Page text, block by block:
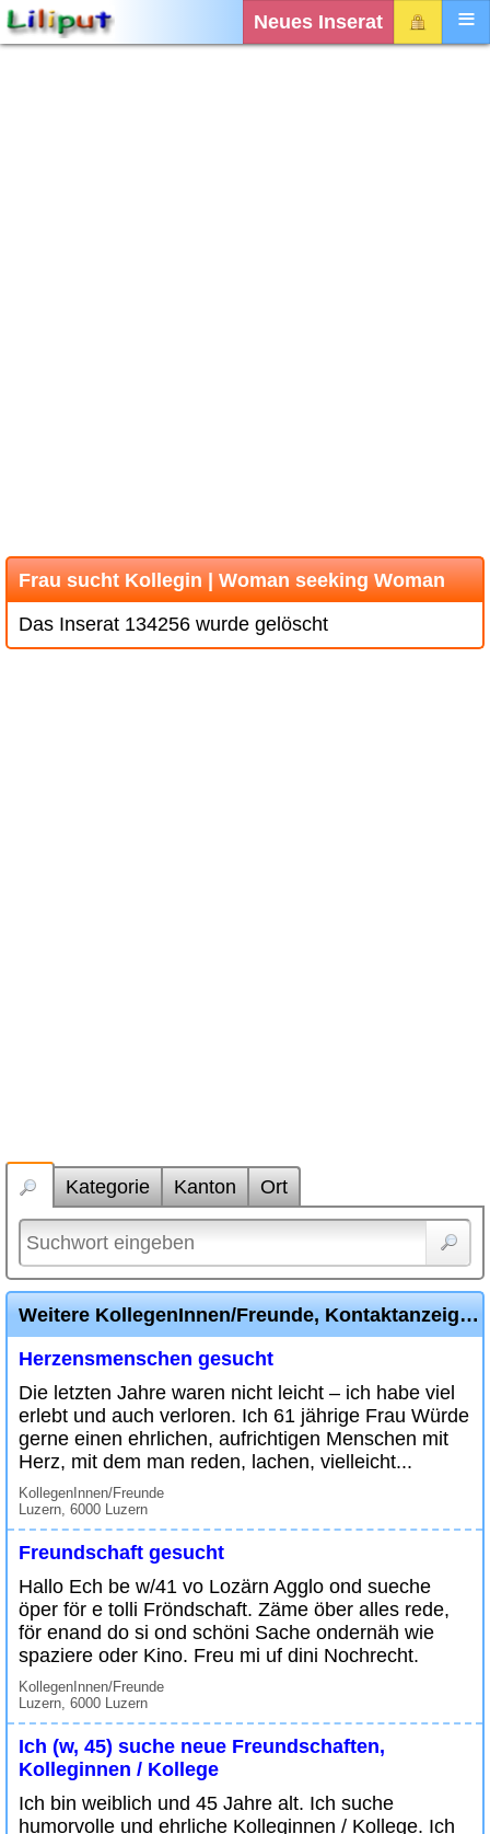
Neues Inserat
Frau sucht Kollegin | Woman seeking Woman
Das Inserat 134256 wurde gelöscht
Kategorie Kanton Ort
Weitere KollegenInnen/Freunde, Kontaktanzeige Diverse Inserate
Herzensmenschen gesucht
Die letzten Jahre waren nicht leicht – ich habe viel
erlebt und auch verloren. Ich 61 jährige Frau Würde
gerne einen ehrlichen, aufrichtigen Menschen mit
Herz, mit dem man reden, lachen, vielleicht...
KollegenInnen/Freunde
Luzern, 6000 Luzern
Freundschaft gesucht
Hallo Ech be w/41 vo Lozärn Agglo ond sueche
öper för e tolli Fröndschaft. Zäme öber alles rede,
för enand do si ond schöni Sache ondernäh wie
spaziere oder Kino. Freu mi uf dini Nochrecht.
KollegenInnen/Freunde
Luzern, 6000 Luzern
Ich (w, 45) suche neue Freundschaften,
Kolleginnen / Kollege
Ich bin weiblich und 45 Jahre alt. Ich suche
humorvolle und ehrliche Kolleginnen / Kollege. Ich